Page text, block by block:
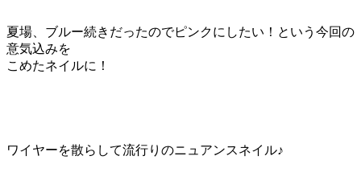
夏場、ブルー続きだったのでピンクにしたい！という今回の
意気込みを
こめたネイルに！
ワイヤーを散らして流行りのニュアンスネイル♪